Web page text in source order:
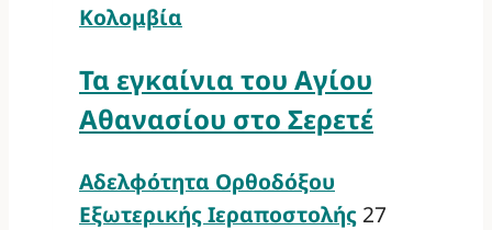
Κολομβία
Τα εγκαίνια του Αγίου
Αθανασίου στο Σερετέ
Αδελφότητα Ορθοδόξου
Εξωτερικής Ιεραποστολής 27